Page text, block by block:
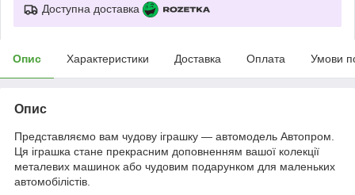
Доступна доставка
Опис Характеристики Доставка Оплата Умови
Опис
Представляємо вам чудову іграшку — автомодель Автопром.
Ця іграшка стане прекрасним доповненням вашої колекції
металевих машинок або чудовим подарунком для маленьких
автомобілістів.